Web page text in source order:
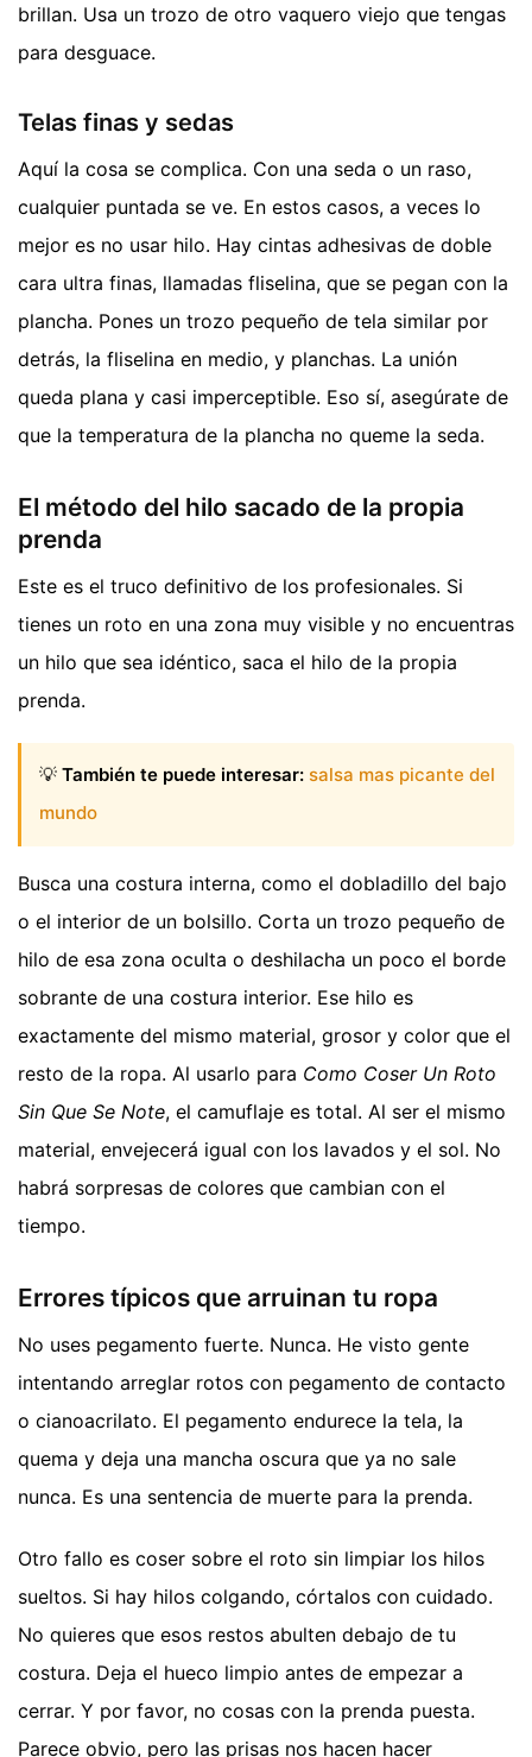
brillan. Usa un trozo de otro vaquero viejo que tengas
para desguace.
Telas finas y sedas
Aquí la cosa se complica. Con una seda o un raso,
cualquier puntada se ve. En estos casos, a veces lo
mejor es no usar hilo. Hay cintas adhesivas de doble
cara ultra finas, llamadas fliselina, que se pegan con la
plancha. Pones un trozo pequeño de tela similar por
detrás, la fliselina en medio, y planchas. La unión
queda plana y casi imperceptible. Eso sí, asegúrate de
que la temperatura de la plancha no queme la seda.
El método del hilo sacado de la propia
prenda
Este es el truco definitivo de los profesionales. Si
tienes un roto en una zona muy visible y no encuentras
un hilo que sea idéntico, saca el hilo de la propia
prenda.
💡 También te puede interesar: salsa mas picante del
mundo
Busca una costura interna, como el dobladillo del bajo
o el interior de un bolsillo. Corta un trozo pequeño de
hilo de esa zona oculta o deshilacha un poco el borde
sobrante de una costura interior. Ese hilo es
exactamente del mismo material, grosor y color que el
resto de la ropa. Al usarlo para Como Coser Un Roto
Sin Que Se Note, el camuflaje es total. Al ser el mismo
material, envejecerá igual con los lavados y el sol. No
habrá sorpresas de colores que cambian con el
tiempo.
Errores típicos que arruinan tu ropa
No uses pegamento fuerte. Nunca. He visto gente
intentando arreglar rotos con pegamento de contacto
o cianoacrilato. El pegamento endurece la tela, la
quema y deja una mancha oscura que ya no sale
nunca. Es una sentencia de muerte para la prenda.
Otro fallo es coser sobre el roto sin limpiar los hilos
sueltos. Si hay hilos colgando, córtalos con cuidado.
No quieres que esos restos abulten debajo de tu
costura. Deja el hueco limpio antes de empezar a
cerrar. Y por favor, no cosas con la prenda puesta.
Parece obvio, pero las prisas nos hacen hacer